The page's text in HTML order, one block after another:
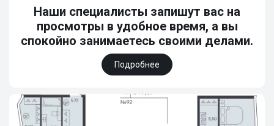
Наши специалисты запишут вас на
просмотры в удобное время, а вы
спокойно занимаетесь своими делами.
Подробнее